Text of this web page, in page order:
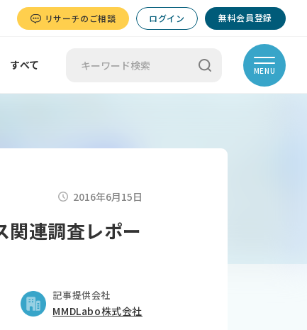
リサーチのご相談 ログイン 無料会員登録
すべて MENU
2016年6月15日
関連調査レポー
記事提供会社
MMDLabo株式会社